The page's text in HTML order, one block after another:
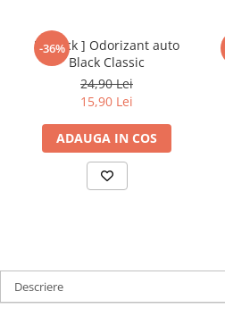
-36%
[3-pack ] Odorizant auto
Black Classic
24,90 Lei
15,90 Lei
ADAUGA IN COS
Descriere